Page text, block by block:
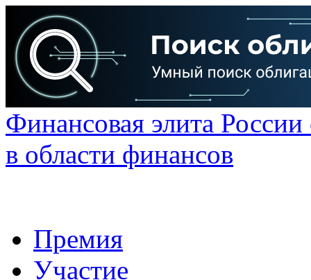
Финансовая элита
в области финансов
Премия
Участие